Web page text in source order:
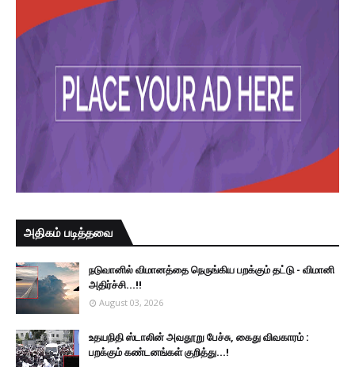
அதிகம் படித்தவை
நடுவானில் விமானத்தை நெருங்கிய பறக்கும் தட்டு - விமானி
அதிர்ச்சி...!!
August 03, 2026
உதயநிதி ஸ்டாலின் அவதூறு பேச்சு, கைது விவகாரம் :
பறக்கும் கண்டனங்கள் குறித்து...!